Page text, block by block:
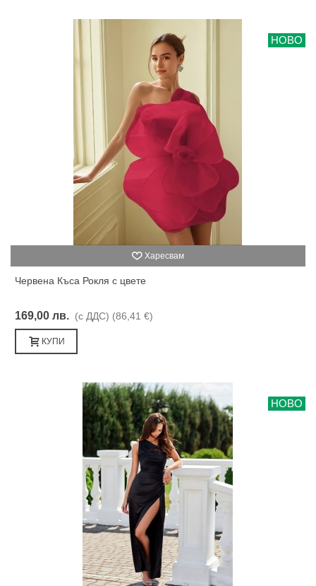
НОВО
Харесвам
Червена Къса Рокля с цвете
169,00 лв. (с ДДС) (86,41 €)
КУПИ
НОВО